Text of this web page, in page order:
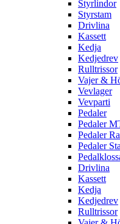
Styrlindor
Styrstam
Drivlina
Kassett
Kedja
Kedjedrev
Rulltrissor
Vajer &
Vevlager
Vevparti
Pedaler
Pedaler
Pedaler
Pedaler
Drivlina
Kassett
Kedja
Kedjedrev
Rulltrissor